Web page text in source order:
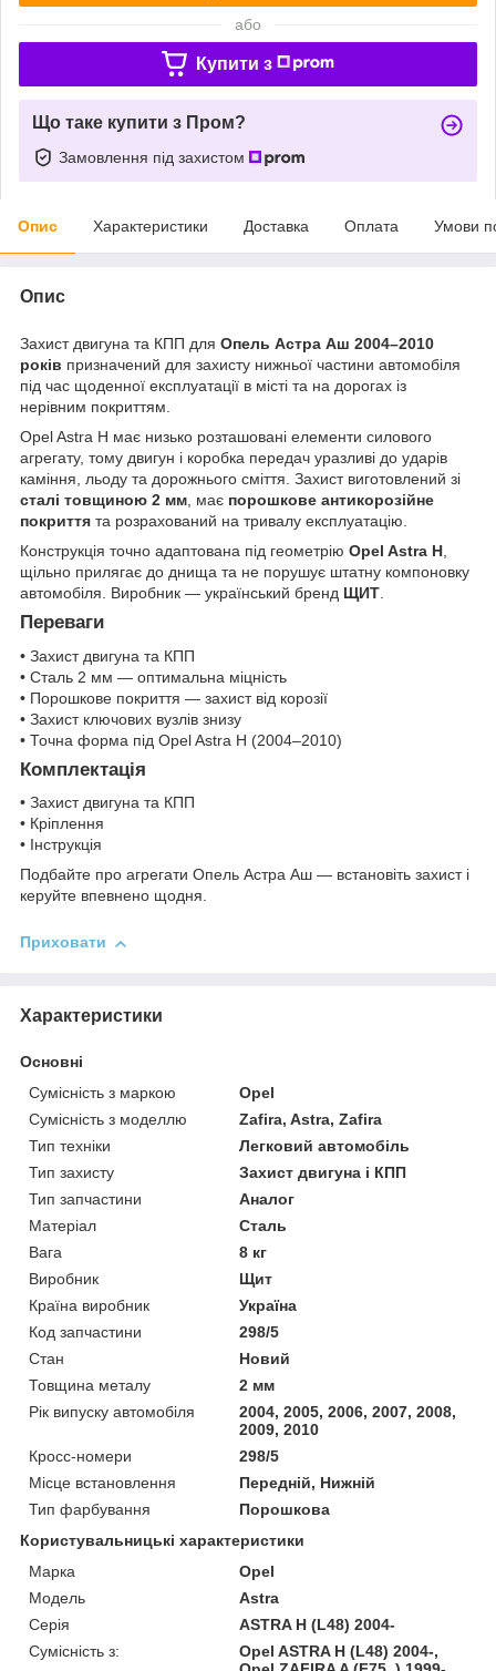
або
Купити з
Що таке купити з Пром?
Замовлення під захистом
Опис Характеристики Доставка Оплата Умови
Опис
Захист двигуна та КПП для Опель Астра Аш 2004–2010
років призначений для захисту нижньої частини автомобіля
під час щоденної експлуатації в місті та на дорогах із
нерівним покриттям.
Opel Astra H має низько розташовані елементи силового
агрегату, тому двигун і коробка передач уразливі до ударів
каміння, льоду та дорожнього сміття. Захист виготовлений зі
сталі товщиною 2 мм , має порошкове антикорозійне
покриття та розрахований на тривалу експлуатацію.
Конструкція точно адаптована під геометрію Opel Astra H
щільно прилягає до днища та не порушує штатну компоновку
автомобіля. Виробник — український бренд ЩИТ
Переваги
• Захист двигуна та КПП
• Сталь 2 мм — оптимальна міцність
• Порошкове покриття — захист від корозії
• Захист ключових вузлів знизу
• Точна форма під Opel Astra H (2004–2010)
Комплектація
• Захист двигуна та КПП
• Кріплення
• Інструкція
Подбайте про агрегати Опель Астра Аш — встановіть захист і
керуйте впевнено щодня.
Приховати
Характеристики
Основні
Сумісність з маркою
Opel
Сумісність з моделлю
Zafira, Astra, Zafira
Тип техніки
Легковий автомобіль
Тип захисту
Захист двигуна і КПП
Тип запчастини
Аналог
Матеріал
Сталь
Вага
8 кг
Виробник
Щит
Країна виробник
Україна
Код запчастини
298/5
Стан
Новий
Товщина металу
2 мм
Рік випуску автомобіля
2004, 2005, 2006, 2007, 2008,
2009, 2010
Кросс-номери
298/5
Місце встановлення
Передній, Нижній
Тип фарбування
Порошкова
Користувальницькі характеристики
Марка
Opel
Модель
Astra
Серія
ASTRA H (L48) 2004-
Сумісність з:
Opel ASTRA H (L48) 2004-,